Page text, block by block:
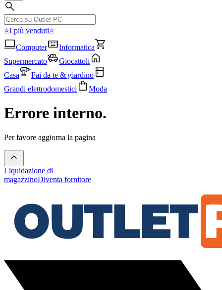
⭐I più venduti⭐
Computer
Informatica
Supermercato
Giocattoli
Casa
Fai da te & giardino
Grandi elettrodomestici
Moda
Errore interno.
Per favore aggiorna la pagina
Liquidazione di
magazzinoDiventa fornitore